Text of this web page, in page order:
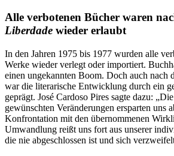
Alle verbotenen Bücher waren
Liberdade wieder erlaubt
In den Jahren 1975 bis 1977 wurden alle
Werke wieder verlegt oder importiert.
einen ungekannten Boom. Doch auch nach
war die literarische Entwicklung durch ein
geprägt. José Cardoso Pires sagte dazu:
gewünschten Veränderungen ersparten uns
Konfrontation mit den übernommenen
Umwandlung reißt uns fort aus unserer
die nie abgeschlossen ist und sich